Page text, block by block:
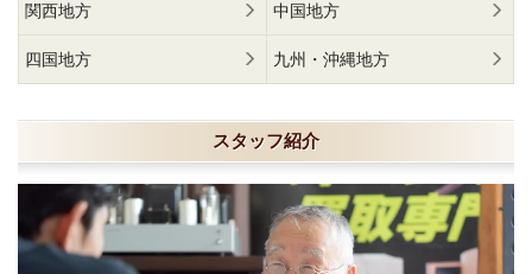
関西地方 中国地方
四国地方 九州・沖縄地方
スタッフ紹介